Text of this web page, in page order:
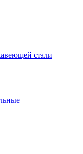
стали